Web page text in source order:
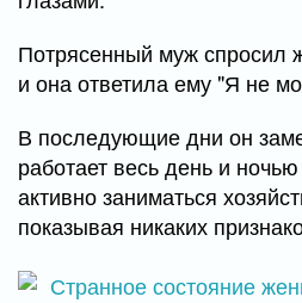
Потрясенный муж спросил
и она ответила ему "Я не
В последующие дни он
работает весь день и
активно заниматься
показывая никаких